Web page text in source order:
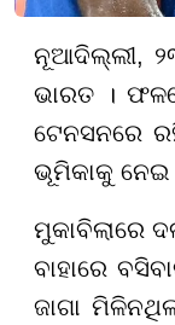
ନୂଆଦିଲ୍ଲୀ,
ଭାରତ ।
ଟେନସନରେ
ଭୂମିକାକୁ
ମୁକାବିଲାରେ
ବାହାରେ
ଜାଗା